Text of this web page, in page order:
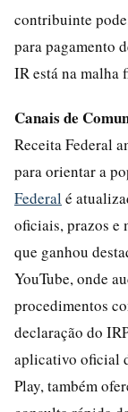
contribuinte
para pagamento
IR está na malha
Canais de
Receita Federal
para orientar a
Federal é
oficiais, prazos e
que ganhou
YouTube, onde
procedimentos
declaração do
aplicativo oficial
Play, também